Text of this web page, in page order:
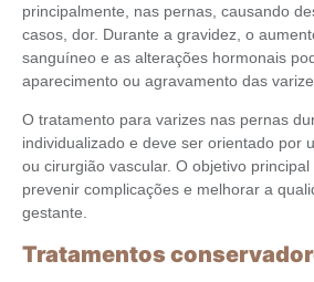
principalmente, nas pernas, causando
casos, dor. Durante a gravidez, o
sanguíneo e as alterações hormonais
aparecimento ou agravamento das
O tratamento para varizes nas pernas
individualizado e deve ser orientado por
ou cirurgião vascular. O objetivo principal
prevenir complicações e melhorar a
gestante.
Tratamentos